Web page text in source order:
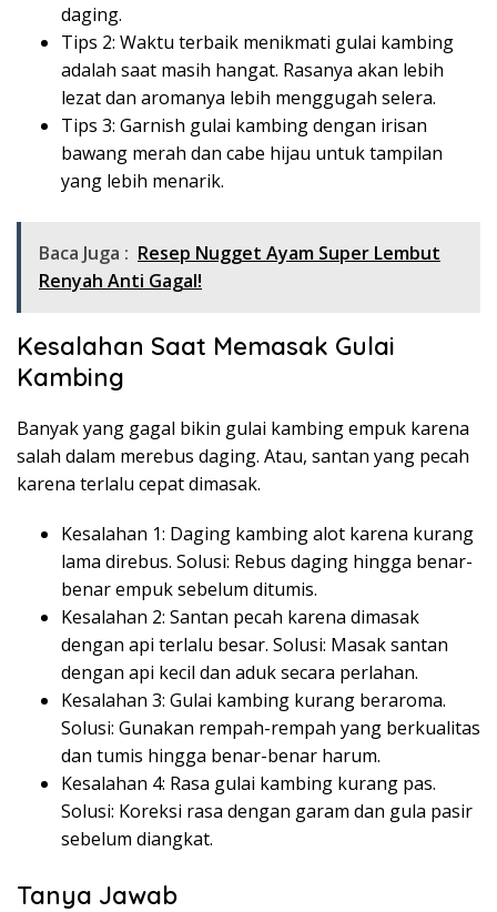
daging.
Tips 2: Waktu terbaik menikmati gulai kambing
adalah saat masih hangat. Rasanya akan lebih
lezat dan aromanya lebih menggugah selera.
Tips 3: Garnish gulai kambing dengan irisan
bawang merah dan cabe hijau untuk tampilan
yang lebih menarik.
Baca Juga : Resep Nugget Ayam Super Lembut
Renyah Anti Gagal!
Kesalahan Saat Memasak Gulai
Kambing
Banyak yang gagal bikin gulai kambing empuk karena
salah dalam merebus daging. Atau, santan yang pecah
karena terlalu cepat dimasak.
Kesalahan 1: Daging kambing alot karena kurang
lama direbus. Solusi: Rebus daging hingga benar-
benar empuk sebelum ditumis.
Kesalahan 2: Santan pecah karena dimasak
dengan api terlalu besar. Solusi: Masak santan
dengan api kecil dan aduk secara perlahan.
Kesalahan 3: Gulai kambing kurang beraroma.
Solusi: Gunakan rempah-rempah yang berkualitas
dan tumis hingga benar-benar harum.
Kesalahan 4: Rasa gulai kambing kurang pas.
Solusi: Koreksi rasa dengan garam dan gula pasir
sebelum diangkat.
Tanya Jawab